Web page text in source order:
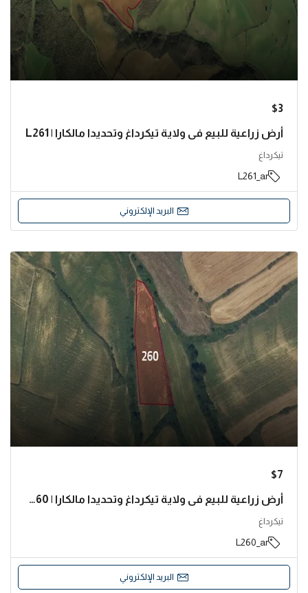
$3
أرض زراعية للبيع في ولاية تيكرداغ وتحديدا مالكارا | L261
تيكرداغ
L261_ar
البريد الإلكتروني
$7
أرض زراعية للبيع في ولاية تيكرداغ وتحديدا مالكارا | L260
تيكرداغ
L260_ar
البريد الإلكتروني